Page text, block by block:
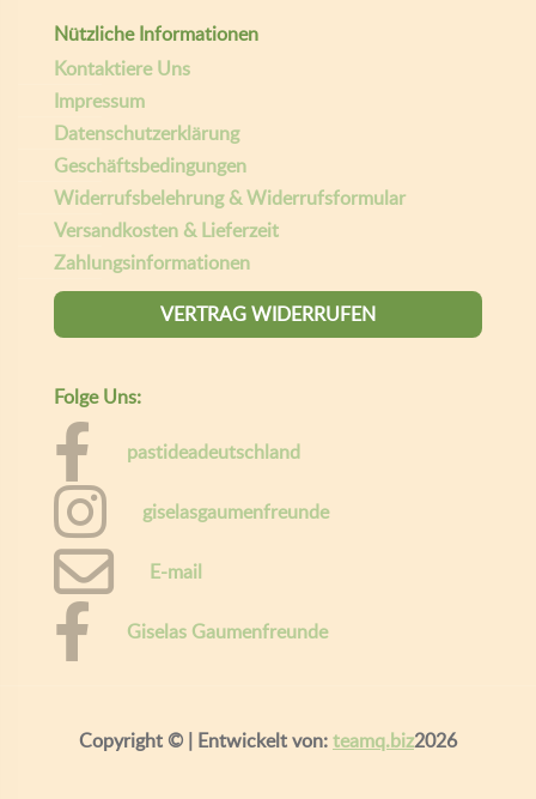
Nützliche Informationen
Kontaktiere Uns
Impressum
Datenschutzerklärung
Geschäftsbedingungen
Widerrufsbelehrung & Widerrufsformular
Versandkosten & Lieferzeit
Zahlungsinformationen
VERTRAG WIDERRUFEN
Folge Uns:
pastideadeutschland
giselasgaumenfreunde
E-mail
Giselas Gaumenfreunde
Copyright © | Entwickelt von:teamq.biz2026